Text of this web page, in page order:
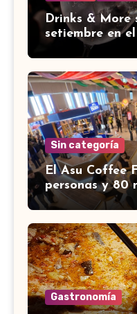
Drinks & More
setiembre en
Sin categoría
El Asu Coffee
personas y 80
Gastronomía